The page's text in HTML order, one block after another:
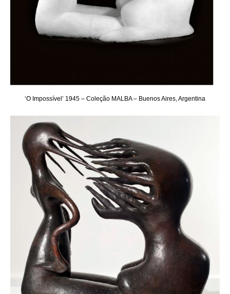
‘O Impossível’ 1945 – Coleção MALBA – Buenos Aires, Argentina